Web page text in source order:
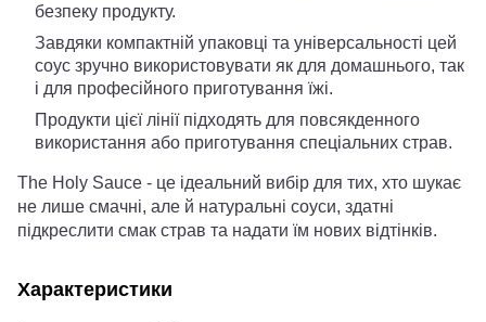
безпеку продукту.
Завдяки компактній упаковці та універсальності цей
соус зручно використовувати як для домашнього, так
і для професійного приготування їжі.
Продукти цієї лінії підходять для повсякденного
використання або приготування спеціальних страв.
The Holy Sauce - це ідеальний вибір для тих, хто шукає
не лише смачні, але й натуральні соуси, здатні
підкреслити смак страв та надати їм нових відтінків.
Характеристики